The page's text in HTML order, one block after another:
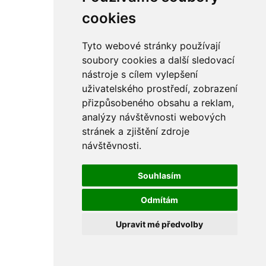
cookies
Tyto webové stránky používají
soubory cookies a další sledovací
nástroje s cílem vylepšení
uživatelského prostředí, zobrazení
přizpůsobeného obsahu a reklam,
analýzy návštěvnosti webových
stránek a zjištění zdroje
návštěvnosti.
Souhlasím
Odmítám
Upravit mé předvolby
řetězy
ostatní části
sekundární
sání
sedla
spojovací materiál
matice
podložky
pojistné kroužky
šrouby
výbava
výfuky a kolena
bowdeny a lanka
filtry
gufera